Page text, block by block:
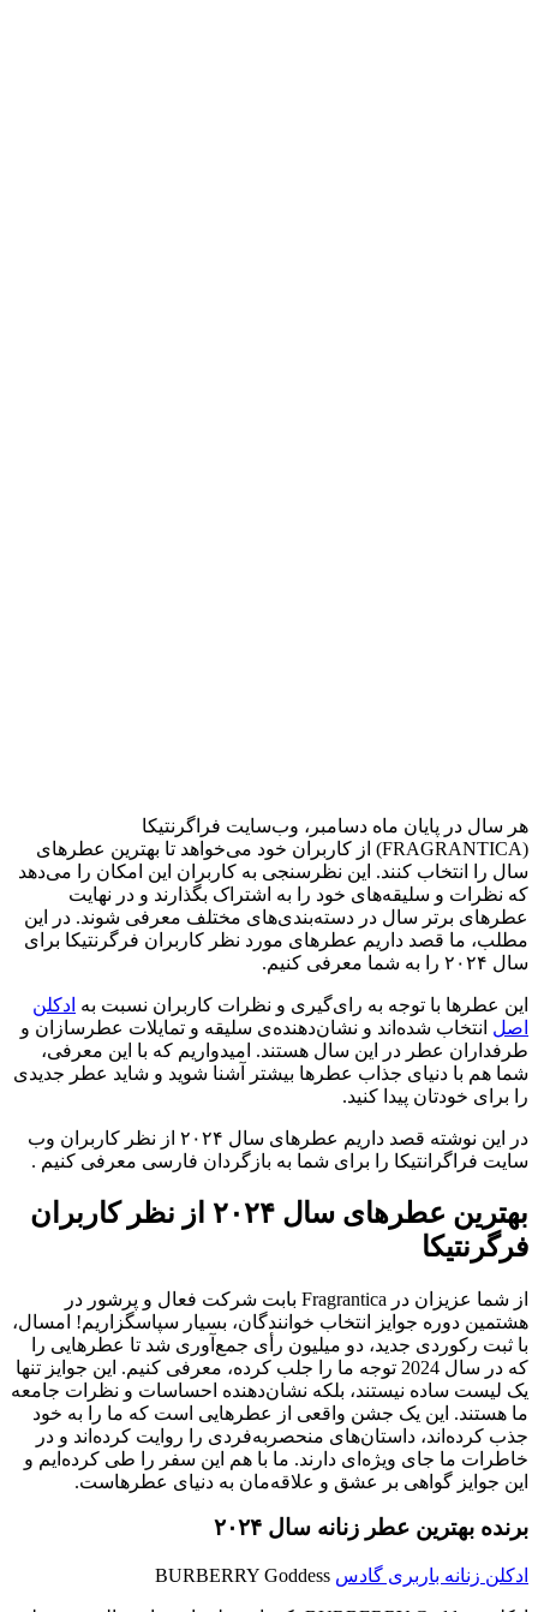
هر سال در پایان ماه دسامبر، وب‌سایت فراگرنتیکا
(FRAGRANTICA) از کاربران خود می‌خواهد تا بهترین عطرهای
سال را انتخاب کنند. این نظرسنجی به کاربران این امکان را می‌دهد
که نظرات و سلیقه‌های خود را به اشتراک بگذارند و در نهایت
عطرهای برتر سال در دسته‌بندی‌های مختلف معرفی شوند. در این
مطلب، ما قصد داریم عطرهای مورد نظر کاربران فرگرنتیکا برای
سال ۲۰۲۴ را به شما معرفی کنیم.
این عطرها با توجه به رای‌گیری و نظرات کاربران نسبت به ادکلن
اصل انتخاب شده‌اند و نشان‌دهنده‌ی سلیقه و تمایلات عطرسازان و
طرفداران عطر در این سال هستند. امیدواریم که با این معرفی،
شما هم با دنیای جذاب عطرها بیشتر آشنا شوید و شاید عطر جدیدی
را برای خودتان پیدا کنید.
در این نوشته قصد داریم عطرهای سال ۲۰۲۴ از نظر کاربران وب
سایت فراگرانتیکا را برای شما به بازگردان فارسی معرفی کنیم .
بهترین عطرهای سال ۲۰۲۴ از نظر کاربران
فرگرنتیکا
از شما عزیزان در Fragrantica بابت شرکت فعال و پرشور در
هشتمین دوره جوایز انتخاب خوانندگان، بسیار سپاسگزاریم! امسال،
با ثبت رکوردی جدید، دو میلیون رأی جمع‌آوری شد تا عطرهایی را
که در سال 2024 توجه ما را جلب کرده، معرفی کنیم. این جوایز تنها
یک لیست ساده نیستند، بلکه نشان‌دهنده احساسات و نظرات جامعه
ما هستند. این یک جشن واقعی از عطرهایی است که ما را به خود
جذب کرده‌اند، داستان‌های منحصربه‌فردی را روایت کرده‌اند و در
خاطرات ما جای ویژه‌ای دارند. ما با هم این سفر را طی کرده‌ایم و
این جوایز گواهی بر عشق و علاقه‌مان به دنیای عطرهاست.
برنده بهترین عطر زنانه سال ۲۰۲۴
ادکلن زنانه باربری گادس